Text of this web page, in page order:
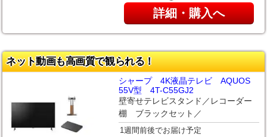
詳細・購入へ
ネット動画も高画質で観られる！
シャープ 4K液晶テレビ AQUOS
55V型 4T-C55GJ2
壁寄せテレビスタンド／レコーダー
棚 ブラックセット／
1週間前後でお届け予定